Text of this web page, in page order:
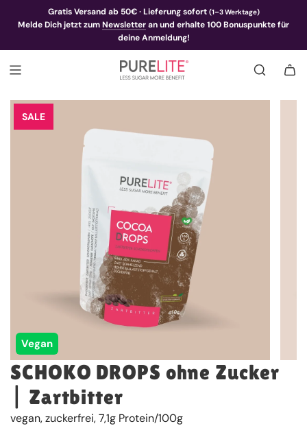
Gratis Versand ab 50€ · Lieferung sofort (1–3 Werktage)
Melde Dich jetzt zumNewsletteran und erhalte 100 Bonuspunkte für
deine Anmeldung!
SALE
Vegan
SCHOKO DROPS ohne Zucker
| Zartbitter
vegan, zuckerfrei, 7,1g Protein/100g